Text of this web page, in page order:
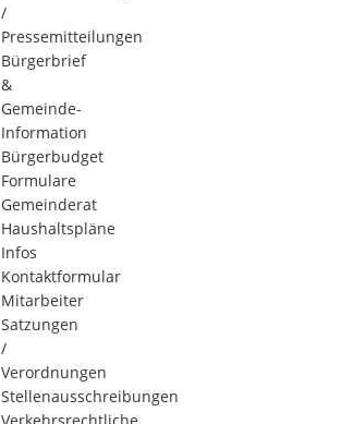
/
Pressemitteilungen
Bürgerbrief
&
Gemeinde-
Information
Bürgerbudget
Formulare
Gemeinderat
Haushaltspläne
Infos
Kontaktformular
Mitarbeiter
Satzungen
/
Verordnungen
Stellenausschreibungen
Verkehrsrechtliche